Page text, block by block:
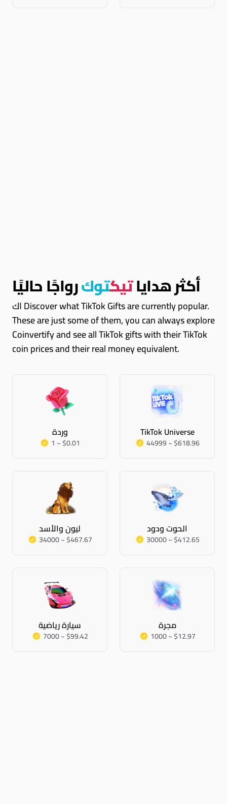
أكثر هداياتيكتوكرواجًا حاليًا
اك Discover what TikTok Gifts are currently popular.
These are just some of them, you can always explore
Coinvertify and see all TikTok gifts with their TikTok
coin prices and their real money equivalent.
وردة
1 ~ $0.01
TikTok Universe
44999 ~ $618.96
ليون والأسد
34000 ~ $467.67
الحوت ودود
30000 ~ $412.65
سيارة رياضية
7000 ~ $99.42
مجرة
1000 ~ $12.97